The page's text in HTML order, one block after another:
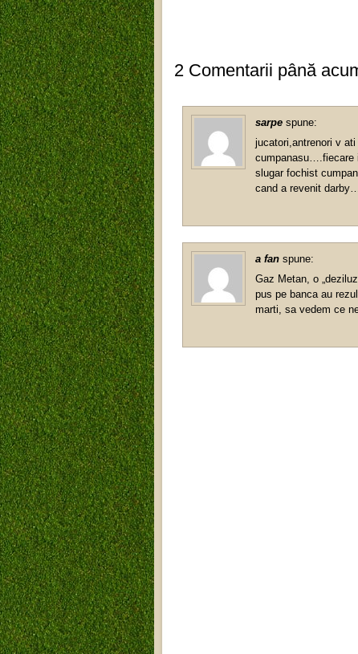
2 Comentarii până
sarpe spune:
jucatori,antrenori v
cumpanasu….fiecare
slugar fochist
cand a revenit
a fan spune:
Gaz Metan, o
pus pe banca au
marti, sa vedem ce